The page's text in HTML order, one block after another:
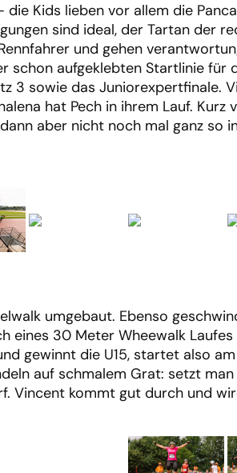
Kids lieben vor allem die
sind ideal, der Tartan der
und gehen
schon aufgeklebten Startlinie
3 sowie das
hat Pech in ihrem Lauf.
aber nicht noch mal ganz so
umgebaut. Ebenso
eines 30 Meter Wheewalk
gewinnt die U15, startet also
auf schmalem Grat: setzt
Vincent kommt gut durch und